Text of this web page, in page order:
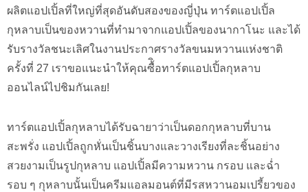
ผลิตแอปเปิ้ลที่ใหญ่ที่สุดอันดับสองของญี่ปุ่น ทาร์ตแอปเปิ้ล
กุหลาบเป็นของหวานที่ทำมาจากแอปเปิ้ลของนากาโนะ และได้
รับรางวัลชนะเลิศในงานประกาศรางวัลขนมหวานแห่งชาติ
ครั้งที่ 27 เราขอแนะนำให้คุณซื้ิอทาร์ตแอปเปิ้ลกุหลาบ
ออนไลน์ไปชิมกันเลย!
ทาร์ตแอปเปิ้ลกุหลาบได้รับฉายาว่าเป็นดอกกุหลาบที่บาน
สะพรั่ง แอปเปิ้ลถูกหั่นเป็นชิ้นบางและวางเรียงที่ละชิ้นอย่าง
สวยงามเป็นรูปกุหลาบ แอปเปิ้ลมีความหวาน กรอบ และฉ่ำ
รอบ ๆ กุหลาบนั้นเป็นครีมแอลมอนต์ที่มีรสหวานอมเปรี้ยวของ